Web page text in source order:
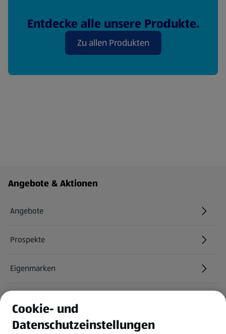
Entdecke alle unsere Produkte.
Zu allen Produkten
Fußzeilenmenü - weitere Links
Angebote & Aktionen
Angebote
Prospekte
Eigenmarken
Newsletter
Cookie- und
Datenschutzeinstellungen